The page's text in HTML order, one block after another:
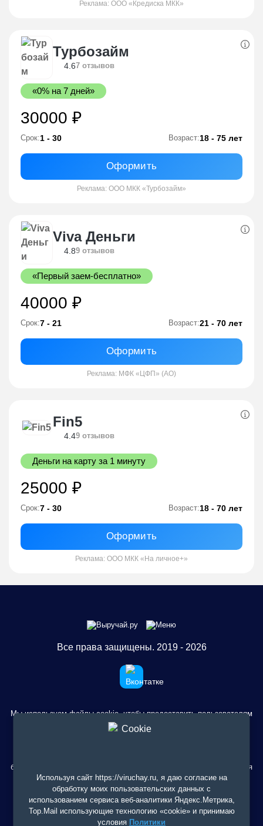
Реклама: ООО «Кредиска МКК»
Турбозайм
4.67 отзывов
«0% на 7 дней»
30000 ₽
Срок:1 - 30 Возраст:18 - 75 лет
Оформить
Реклама: ООО МКК «Турбозайм»
Viva Деньги
4.89 отзывов
«Первый заем-бесплатно»
40000 ₽
Срок:7 - 21 Возраст:21 - 70 лет
Оформить
Реклама: МФК «ЦФП» (АО)
Fin5
4.49 отзывов
Деньги на карту за 1 минуту
25000 ₽
Срок:7 - 30 Возраст:18 - 70 лет
Оформить
Реклама: ООО МКК «На личное+»
Все права защищены. 2019 - 2026
Мы используем файлы cookie, чтобы предоставить пользователям
больше возможностей при посещении сайта Выручай.ру. Условия
использования смотрите здесь
банковских услуг и выдаче займов. Содержание сайта не является
рекомендацией или офертой, вся информация носит
ознакомительный характер. При использовании материалов
гиперссылка на https://viruchay.ru обязательна.
ИП Бурков Максим Сергеевич. ИНН: 290202505053. ОГРНИП:
325290000018816
Используя сайт https://viruchay.ru, я даю согласие на
обработку моих пользовательских данных с
использованием сервиса веб-аналитики Яндекс.Метрика,
Top.Mail использующие технологию «cookie» и принимаю
условия Политики